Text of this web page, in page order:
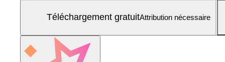
Téléchargement gratuitAttribution nécessaire